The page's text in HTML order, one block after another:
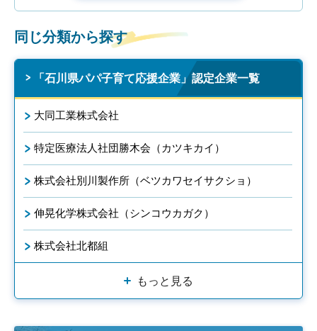
同じ分類から探す
「石川県パパ子育て応援企業」認定企業一覧
大同工業株式会社
特定医療法人社団勝木会（カツキカイ）
株式会社別川製作所（ベツカワセイサクショ）
伸晃化学株式会社（シンコウカガク）
株式会社北都組
もっと見る